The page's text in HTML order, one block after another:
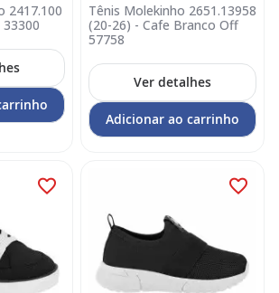
2417.100
Tênis Molekinho 2651.13958
(20-26) - Cafe Branco Off
57758
Ver detalhes
Adicionar ao carrinho